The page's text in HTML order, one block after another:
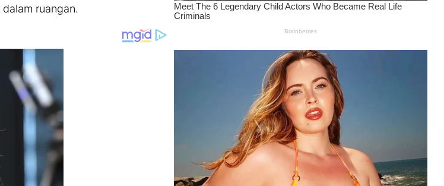
dalam ruangan.